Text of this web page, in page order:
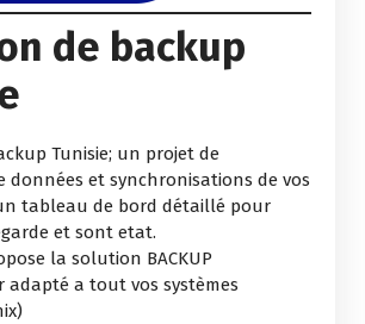
de backup
Tunisie; un projet de
données et synchronisations de vos
tableau de bord détaillé pour
et sont etat.
la solution BACKUP
adapté a tout vos systèmes